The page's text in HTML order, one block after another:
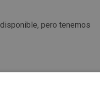
pero tenemos